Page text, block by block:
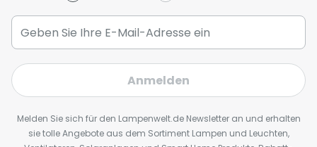
Anmelden
Melden Sie sich für den Lampenwelt.de Newsletter an und erhalten
sie tolle Angebote aus dem Sortiment Lampen und Leuchten,